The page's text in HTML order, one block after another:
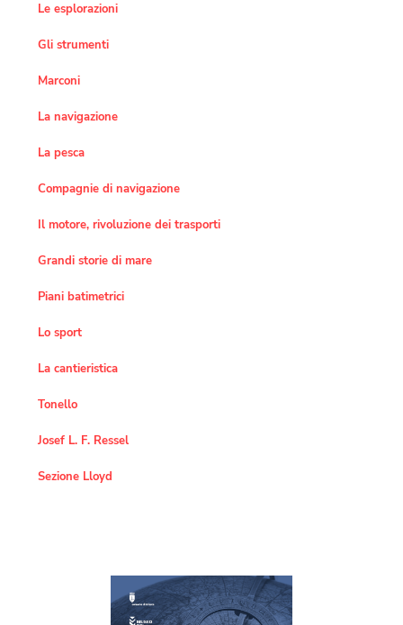
Le esplorazioni
Gli strumenti
Marconi
La navigazione
La pesca
Compagnie di navigazione
Il motore, rivoluzione dei trasporti
Grandi storie di mare
Piani batimetrici
Lo sport
La cantieristica
Tonello
Josef L. F. Ressel
Sezione Lloyd